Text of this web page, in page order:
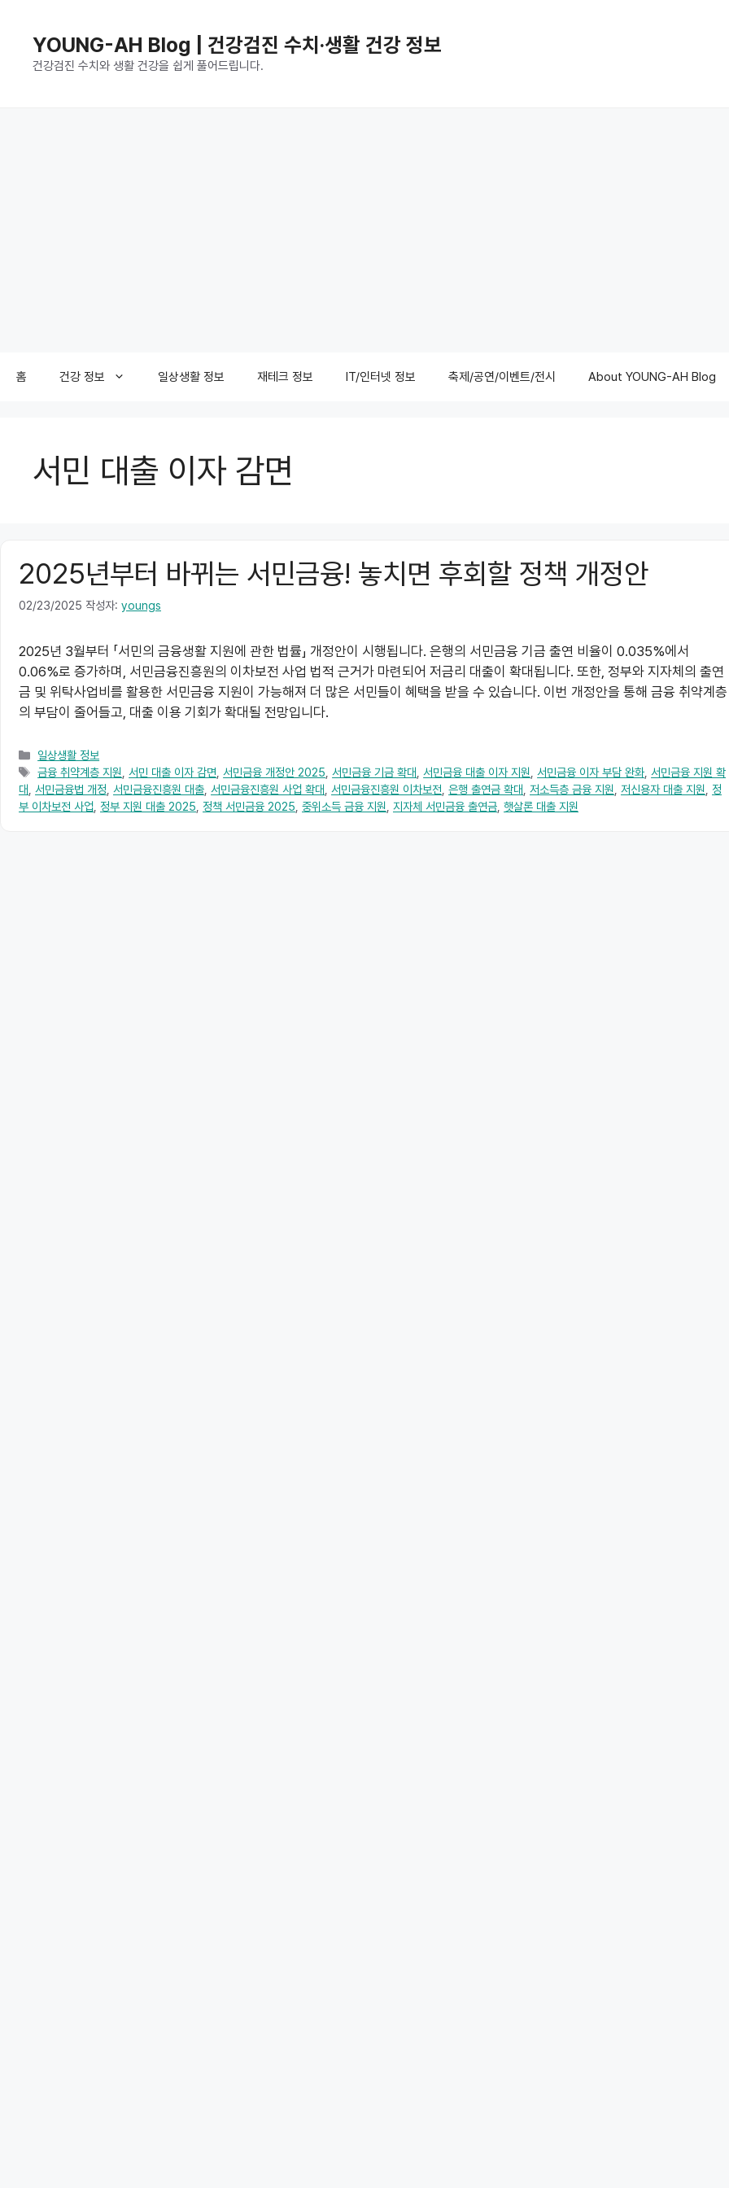
YOUNG-AH Blog | 건강검진 수치·생활 건강 정보
건강검진 수치와 생활 건강을 쉽게 풀어드립니다.
홈 건강 정보 일상생활 정보 재테크 정보 IT/인터넷 정보 축제/공연/이벤트/전시 About YOUNG-AH Blog
서민 대출 이자 감면
2025년부터 바뀌는 서민금융! 놓치면 후회할 정책 개정안
02/23/2025 작성자: youngs
2025년 3월부터 「서민의 금융생활 지원에 관한 법률」 개정안이 시행됩니다. 은행의 서민금융 기금 출연 비율이 0.035%에서
0.06%로 증가하며, 서민금융진흥원의 이차보전 사업 법적 근거가 마련되어 저금리 대출이 확대됩니다. 또한, 정부와 지자체의 출연
금 및 위탁사업비를 활용한 서민금융 지원이 가능해져 더 많은 서민들이 혜택을 받을 수 있습니다. 이번 개정안을 통해 금융 취약계층
의 부담이 줄어들고, 대출 이용 기회가 확대될 전망입니다.
카
테
고
리
일상생활 정보
태
그
금융 취약계층 지원 ,서민 대출 이자 감면 ,서민금융 개정안 2025 ,서민금융 기금 확대 ,서민금융 대출 이자 지원 ,서민금융 이자 부담 완화 ,서민금융 지원 확
대 서민금융법 개정 서민금융진흥원 대출 서민금융진흥원 사업 확대 서민금융진흥원 이차보전 은행 출연금 확대 저소득층 금융 지원 저신용자 대출 지원 정
부 이차보전 사업 정부 지원 대출 2025 정책 서민금융 2025 중위소득 금융 지원 지자체 서민금융 출연금 햇살론 대출 지원